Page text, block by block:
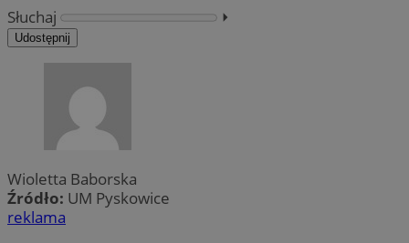
Słuchaj
⏵︎
Udostępnij
Wioletta Baborska
Źródło: UM Pyskowice
reklama